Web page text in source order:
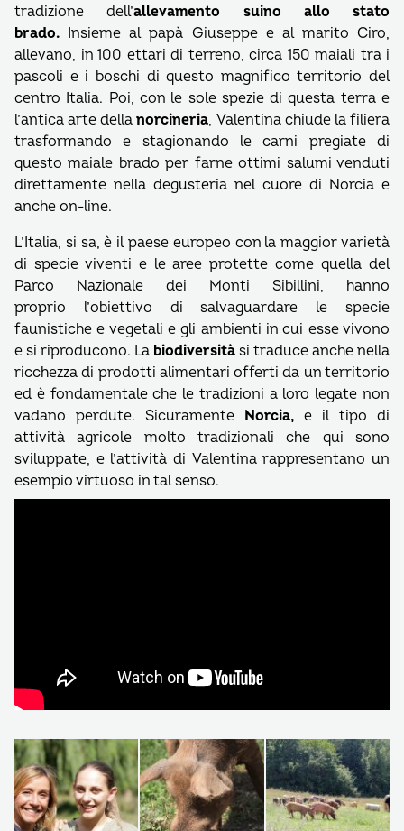
tradizione dell’allevamento suino allo stato
brado. Insieme al papà Giuseppe e al marito Ciro,
allevano, in 100 ettari di terreno, circa 150 maiali tra i
pascoli e i boschi di questo magnifico territorio del
centro Italia. Poi, con le sole spezie di questa terra e
l’antica arte dellanorcineria, Valentina chiude la filiera
trasformando e stagionando le carni pregiate di
questo maiale brado per farne ottimi salumi venduti
direttamente nella degusteria nel cuore di Norcia e
anche on-line.
L’Italia, si sa, è il paese europeo con la maggior varietà
di specie viventi e le aree protette come quella del
Parco Nazionale dei Monti Sibillini, hanno
proprio l’obiettivo di salvaguardare le specie
faunistiche e vegetali e gli ambienti in cui esse vivono
e si riproducono. La biodiversità si traduce anche nella
ricchezza di prodotti alimentari offerti da un territorio
ed è fondamentale che le tradizioni a loro legate non
vadano perdute. Sicuramente Norcia,e il tipo di
attività agricole molto tradizionali che qui sono
sviluppate, e l’attività di Valentina rappresentano un
esempio virtuoso in tal senso.